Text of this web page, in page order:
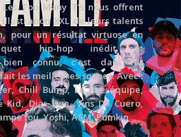
Too Many T’s nous offrent
XXL de leurs talents
pour un résultat virtuose en
hip-hop inédit et
bien connu, c’est dans les
les meilleures soupes. Avec :
Chill Bump, La fine équipe,
Kid, Djar One, Vins Da Cuero,
fou, Yoshi, ASM, Pumkin…